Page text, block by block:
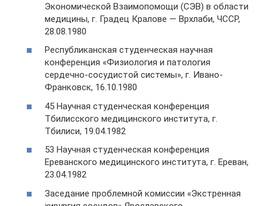
Экономической Взаимопомощи (СЭВ) в области
медицины, г. Градец Кралове — Врхлаби, ЧССР,
28.08.1980
Республиканская студенческая научная
конференция «Физиология и патология
сердечно-сосудистой системы», г. Ивано-
Франковск, 16.10.1980
45 Научная студенческая конференция
Тбилисского медицинского института, г.
Тбилиси, 19.04.1982
53 Научная студенческая конференция
Ереванского медицинского института, г. Ереван,
23.04.1982
Заседание проблемной комиссии «Экстренная